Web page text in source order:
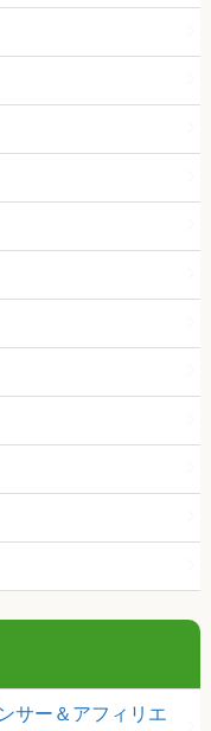
サー＆アフィリエ